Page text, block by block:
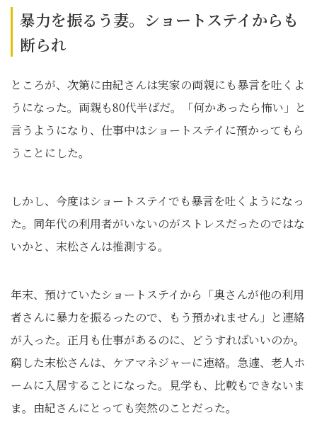
暴力を振るう妻。ショートステイからも
断られ
ところが、次第に由紀さんは実家の両親にも暴言を吐くよ
うになった。両親も80代半ばだ。「何かあったら怖い」と
言うようになり、仕事中はショートステイに預かってもら
うことにした。
しかし、今度はショートステイでも暴言を吐くようになっ
た。同年代の利用者がいないのがストレスだったのではな
いかと、末松さんは推測する。
年末、預けていたショートステイから「奥さんが他の利用
者さんに暴力を振るったので、もう預かれません」と連絡
が入った。正月も仕事があるのに、どうすればいいのか。
窮した末松さんは、ケアマネジャーに連絡。急遽、老人ホ
ームに入居することになった。見学も、比較もできないま
ま。由紀さんにとっても突然のことだった。